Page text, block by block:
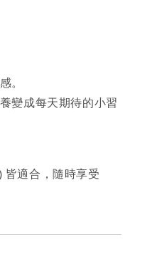
。
變成每天期待的小習
適合，隨時享受